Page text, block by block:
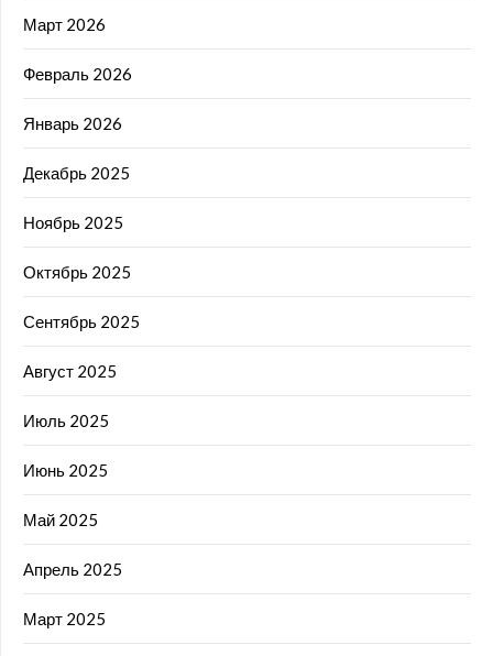
Март 2026
Февраль 2026
Январь 2026
Декабрь 2025
Ноябрь 2025
Октябрь 2025
Сентябрь 2025
Август 2025
Июль 2025
Июнь 2025
Май 2025
Апрель 2025
Март 2025